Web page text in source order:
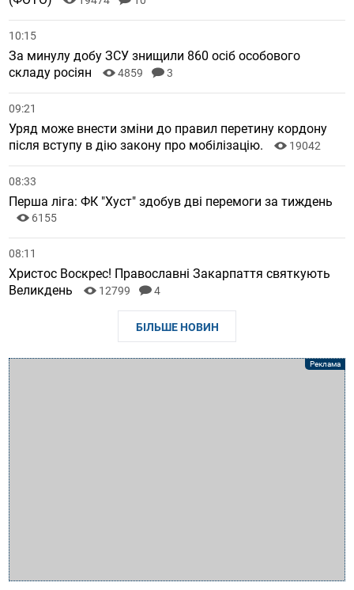
10:15
За минулу добу ЗСУ знищили 860 осіб особового
складу росіян
4859 3
09:21
Уряд може внести зміни до правил перетину кордону
після вступу в дію закону про мобілізацію.
19042
08:33
Перша ліга: ФК "Хуст" здобув дві перемоги за тиждень
6155
08:11
Христос Воскрес! Православні Закарпаття святкують
Великдень
12799 4
БІЛЬШЕ НОВИН